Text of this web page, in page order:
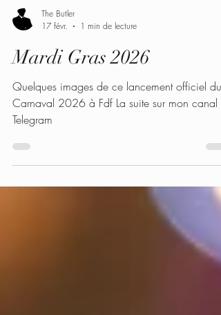
The Butler
17 févr.
1 min de lecture
Mardi Gras 2026
Quelques images de ce lancement officiel du
Carnaval 2026 à Fdf La suite sur mon canal